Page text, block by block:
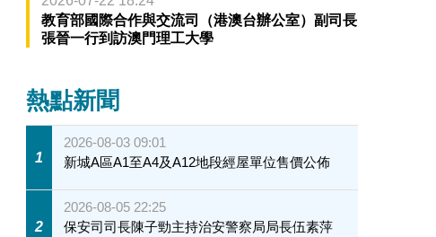
教育部國際合作與交流司（港澳台辦公室）副司長
張晉一行到訪澳門理工大學
熱點新聞
1
2026-08-03 09:01
新城A區A1至A4及A12地段經屋單位售價公佈
2
2026-08-05 22:25
保安司司長陳子勁主持治安警察局局長伍素萍